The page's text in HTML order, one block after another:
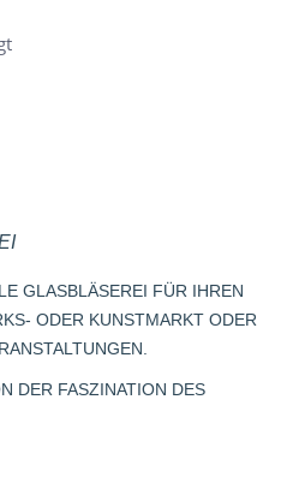
GLASBLÄSEREI FÜR IHREN
ODER KUNSTMARKT ODER
DER FASZINATION DES